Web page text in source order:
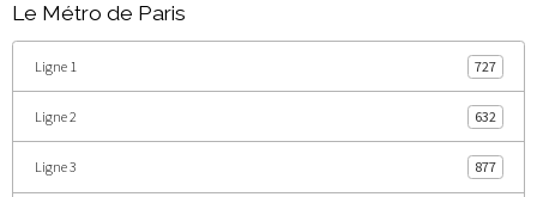
Le Métro de Paris
Ligne 1 727
Ligne 2 632
Ligne 3 877